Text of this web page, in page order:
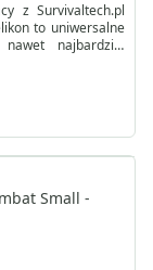
z Survivaltech.pl
to uniwersalne
najbardziej
się również
podpinka
w połączeniu z
lekką warstwą
Small -